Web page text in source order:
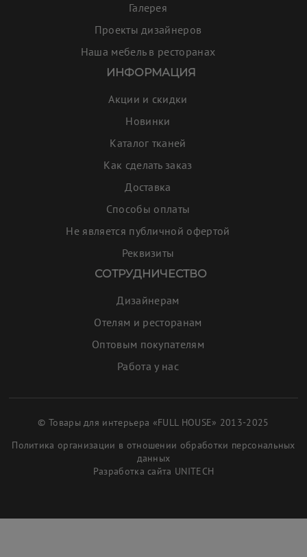
Галерея
Проекты дизайнеров
Наша мебель в ресторанах
ИНФОРМАЦИЯ
Акции и скидки
Новинки
Каталог тканей
Как сделать заказ
Доставка
Способы оплаты
Не является публичной офертой
Реквизиты
СОТРУДНИЧЕСТВО
Дизайнерам
Отелям и ресторанам
Оптовым покупателям
Работа у нас
© Товары для интерьера «FULL HOUSE» 2013-2025
Политика организации в отношении обработки персональных
данных
Разработка сайта UNITECH